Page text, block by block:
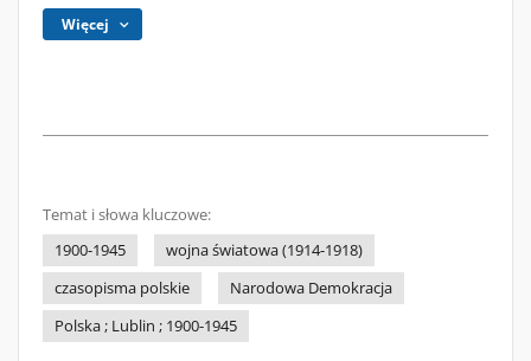
Więcej
Temat i słowa kluczowe:
1900-1945
wojna światowa (1914-1918)
czasopisma polskie
Narodowa Demokracja
Polska ; Lublin ; 1900-1945